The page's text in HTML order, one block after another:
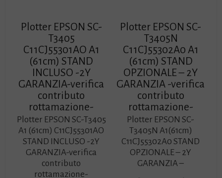
Plotter EPSON SC-
T3405
C11CJ55301AO A1
(61cm) STAND
INCLUSO -2Y
GARANZIA-verifica
contributo
rottamazione-
Plotter EPSON SC-T3405
A1 (61cm) C11CJ55301AO
STAND INCLUSO -2Y
GARANZIA-verifica
contributo
rottamazione-
Plotter EPSON SC-
T3405N
C11CJ55302A0 A1
(61cm) STAND
OPZIONALE – 2Y
GARANZIA -verifica
contributo
rottamazione-
Plotter EPSON SC-
T3405N A1(61cm)
C11CJ55302A0 STAND
OPZIONALE – 2Y
GARANZIA –